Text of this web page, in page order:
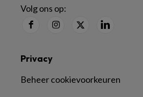
Volg ons op:
Privacy
Beheer cookievoorkeuren